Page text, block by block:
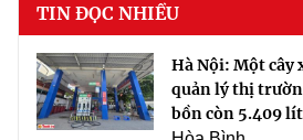
TIN ĐỌC NHIỀU
Hà Nội: Một cây
quản lý thị
bồn còn 5.409 lít